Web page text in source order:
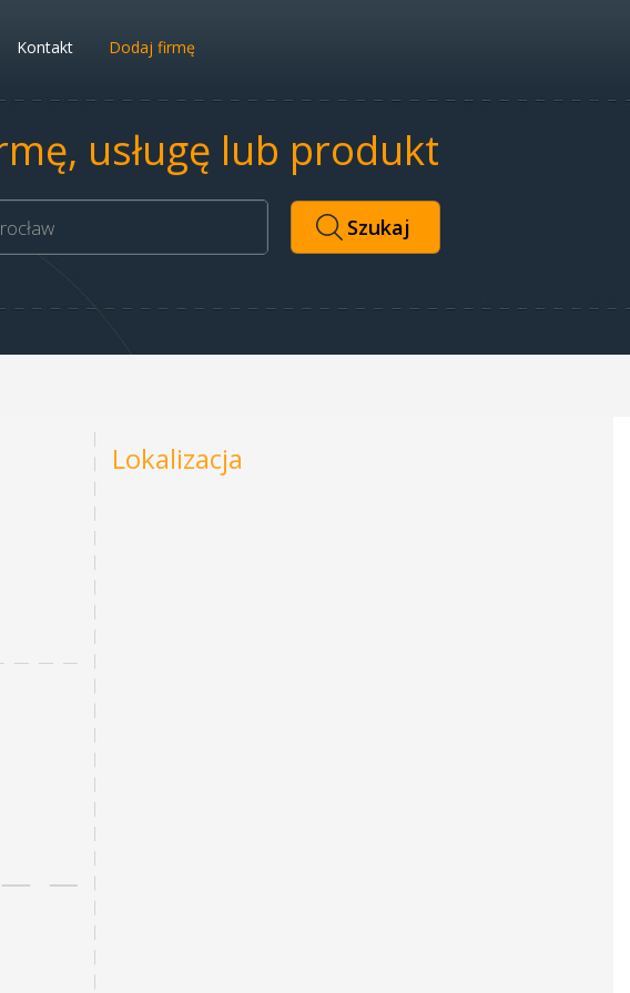
Kontakt Dodaj firmę
usługę lub produkt
Lokalizacja